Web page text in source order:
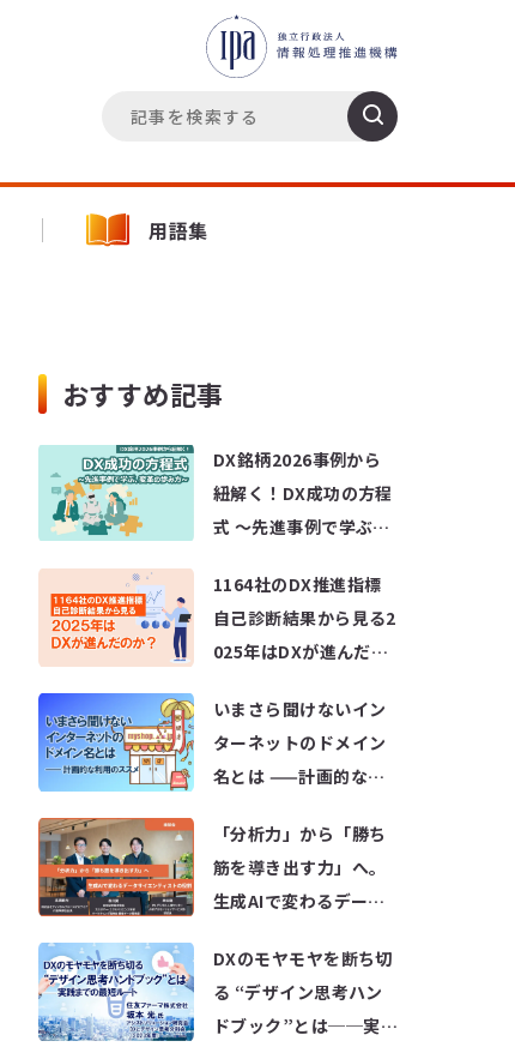
用語集
おすすめ記事
DX銘柄2026事例から
紐解く！DX成功の方程
式 ～先進事例で学ぶ、
1164社のDX推進指標
自己診断結果から見る2
025年はDXが進んだの
いまさら聞けないイン
ターネットのドメイン
名とは ——計画的な利
「分析力」から「勝ち
筋を導き出す力」へ。
生成AIで変わるデータ
割
DXのモヤモヤを断ち切
る “デザイン思考ハン
ドブック”とは──実践